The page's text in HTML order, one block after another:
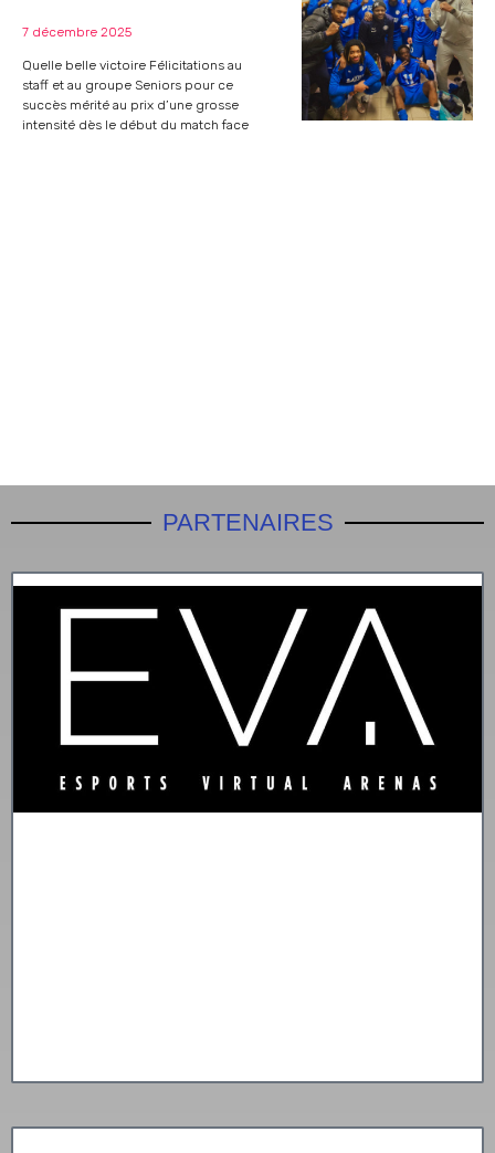
7 décembre 2025
Quelle belle victoire Félicitations au
staff et au groupe Seniors pour ce
succès mérité au prix d’une grosse
intensité dès le début du match face
PARTENAIRES